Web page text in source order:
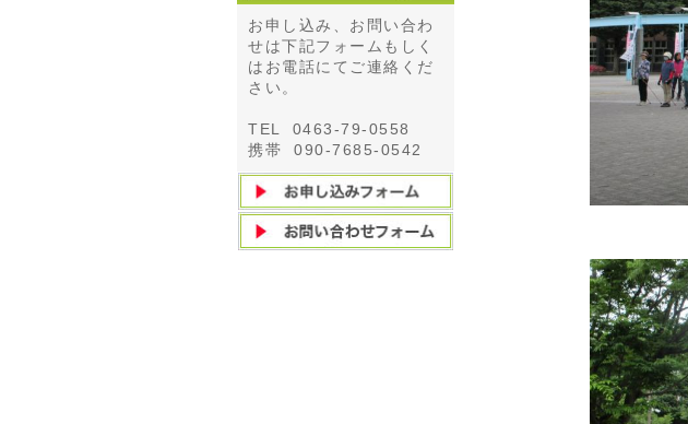
お申し込み、お問い合わ
せは下記フォームもしく
はお電話にてご連絡くだ
さい。
TEL 0463-79-0558
携帯 090-7685-0542